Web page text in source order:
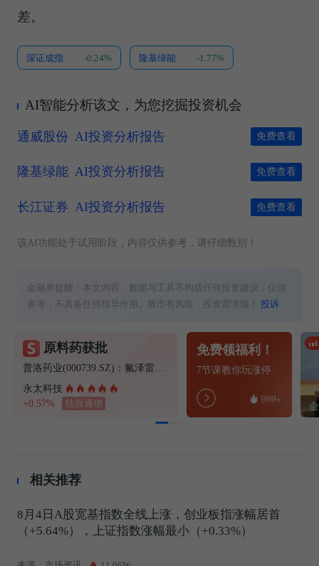
差。
深证成指 -0.24% 隆基绿能 -1.77%
AI智能分析该文，为您挖掘投资机会
通威股份 AI投资分析报告 免费查看
隆基绿能 AI投资分析报告 免费查看
长江证券 AI投资分析报告 免费查看
该AI功能处于试用阶段，内容仅供参考，请仔细甄别！
金融界提醒：本文内容、数据与工具不构成任何投资建议，仅供
参考，不具备任何指导作用。股市有风险，投资需谨慎！投诉
原料药获批
普洛药业(000739.SZ)：氟泽雷塞获得化学原料药上市申请批准通知书
永太科技
+0.57%
陆股通增
免费领福利！
7节课教你玩涨停
相关推荐
8月4日A股宽基指数全线上涨，创业板指涨幅居首
（+5.64%），上证指数涨幅最小（+0.33%）